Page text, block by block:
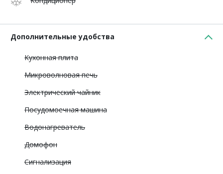
Дополнительные удобства
Кухонная плита
Микроволновая печь
Электрический чайник
Посудомоечная машина
Водонагреватель
Домофон
Сигнализация